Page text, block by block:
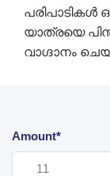
പരിപാടികൾ
യാത്രയെ
വാഗ്ദാനം
Amount*